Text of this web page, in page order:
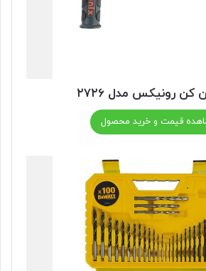
کن رونیکس مدل ۲۷۲۶
قیمت و خرید محصول